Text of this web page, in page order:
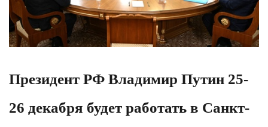
Президент РФ Владимир Путин 25-
26 декабря будет работать в Санкт-